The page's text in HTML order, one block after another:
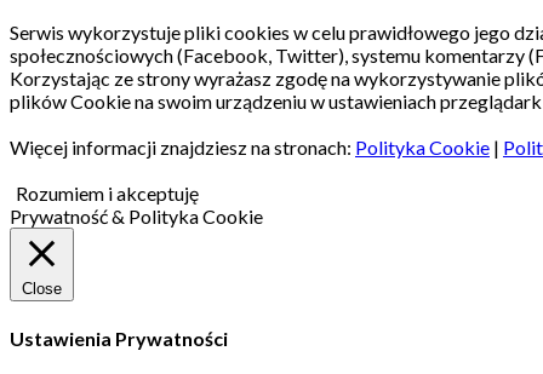
Serwis wykorzystuje pliki cookies w celu prawidłowego jego
społecznościowych (Facebook, Twitter), systemu komentarzy
Korzystając ze strony wyrażasz zgodę na wykorzystywanie
plików Cookie na swoim urządzeniu w ustawieniach
Więcej informacji znajdziesz na stronach: Polityka Cookie |
Rozumiem i akceptuję
Prywatność & Polityka Cookie
Close
Ustawienia Prywatności